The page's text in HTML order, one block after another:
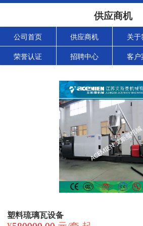
供应商机
公司首页 供应商机 关于
荣誉认证 招聘中心 客户
塑料琉璃瓦设备